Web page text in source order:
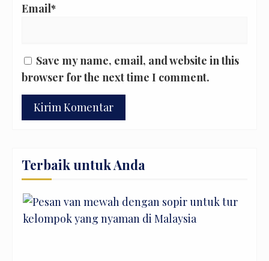
Email*
Save my name, email, and website in this
browser for the next time I comment.
Terbaik untuk Anda